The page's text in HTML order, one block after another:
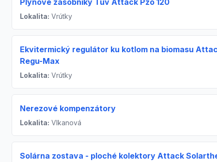
Plynové zásobníky Túv Attack Pzo 120
Lokalita: Vrútky
Ekvitermický regulátor ku kotlom na biomasu
Regu-Max
Lokalita: Vrútky
Nerezové kompenzátory
Lokalita: Vlkanová
Solárna zostava - ploché kolektory Attack